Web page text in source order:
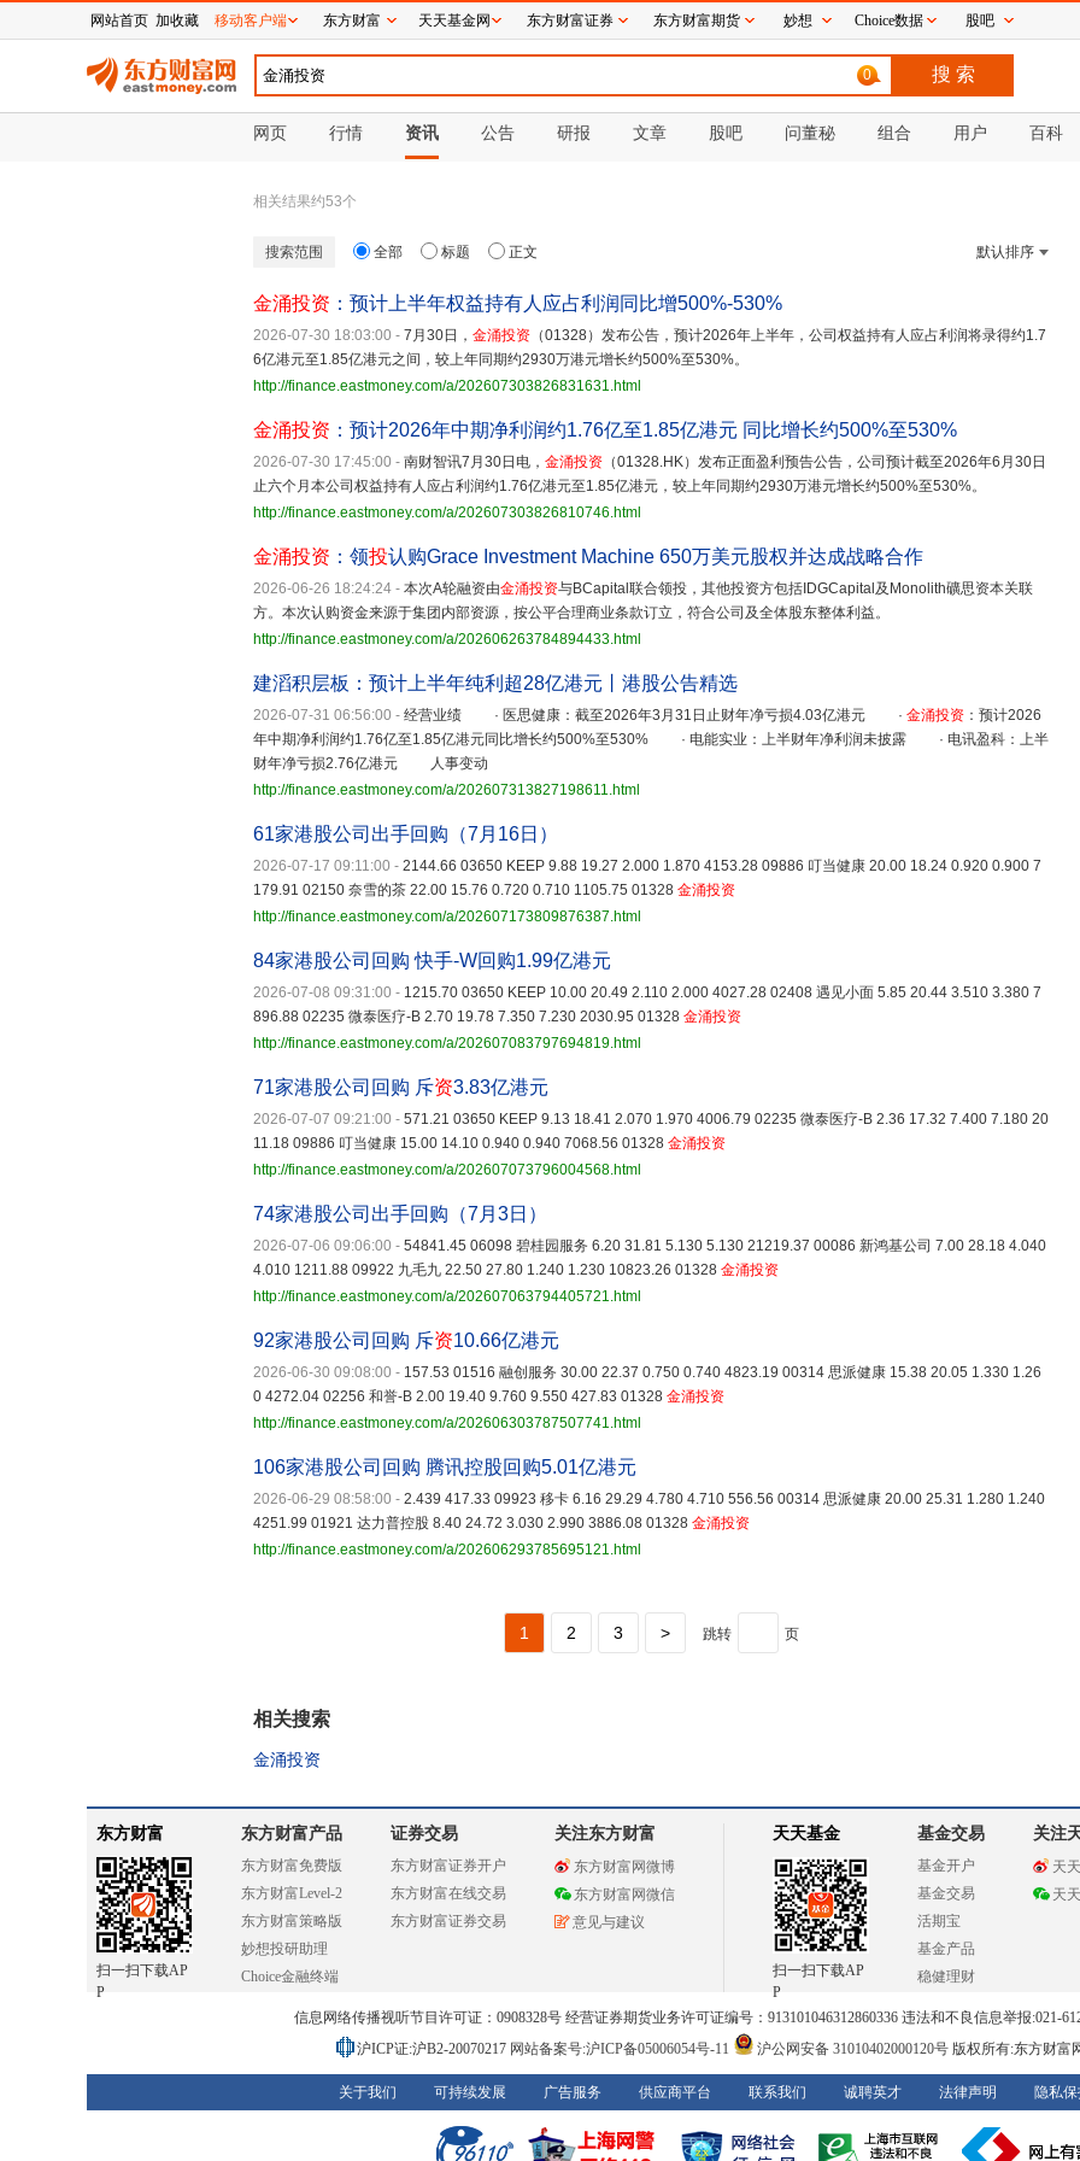
0
网页 行情 资讯 公告 研报 文章 股吧 问董秘 组合 用户 百科
相关结果约53个
搜索范围 全部 标题 正文 默认排序
金涌投资 ：预计上半年权益持有人应占利润同比增500%-530%
2026-07-30 18:03:00 - 7月30日， 金涌投资 （01328）发布公告，预计2026年上半年，公司权益持有人应占利润将录得约1.7
6亿港元至1.85亿港元之间，较上年同期约2930万港元增长约500%至530%。
http://finance.eastmoney.com/a/202607303826831631.html
金涌投资 ：预计2026年中期净利润约1.76亿至1.85亿港元 同比增长约500%至530%
2026-07-30 17:45:00 - 南财智讯7月30日电， 金涌投资 （01328.HK）发布正面盈利预告公告，公司预计截至2026年6月30日
止六个月本公司权益持有人应占利润约1.76亿港元至1.85亿港元，较上年同期约2930万港元增长约500%至530%。
http://finance.eastmoney.com/a/202607303826810746.html
金涌投资 ：领投认购Grace Investment Machine 650万美元股权并达成战略合作
2026-06-26 18:24:24 - 本次A轮融资由金涌投资与BCapital联合领投，其他投资方包括IDGCapital及Monolith礦思资本关联
方。本次认购资金来源于集团内部资源，按公平合理商业条款订立，符合公司及全体股东整体利益。
http://finance.eastmoney.com/a/202606263784894433.html
建滔积层板：预计上半年纯利超28亿港元丨港股公告精选
2026-07-31 06:56:00 - 经营业绩 · 医思健康：截至2026年3月31日止财年净亏损4.03亿港元 · 金涌投资 ：预计2026
年中期净利润约1.76亿至1.85亿港元同比增长约500%至530% · 电能实业：上半财年净利润未披露 · 电讯盈科：上半
财年净亏损2.76亿港元 人事变动
http://finance.eastmoney.com/a/202607313827198611.html
61家港股公司出手回购（7月16日）
2026-07-17 09:11:00 - 2144.66 03650 KEEP 9.88 19.27 2.000 1.870 4153.28 09886 叮当健康 20.00 18.24 0.920 0.900 7
179.91 02150 奈雪的茶 22.00 15.76 0.720 0.710 1105.75 01328 金涌投资
http://finance.eastmoney.com/a/202607173809876387.html
84家港股公司回购 快手-W回购1.99亿港元
2026-07-08 09:31:00 - 1215.70 03650 KEEP 10.00 20.49 2.110 2.000 4027.28 02408 遇见小面 5.85 20.44 3.510 3.380 7
896.88 02235 微泰医疗-B 2.70 19.78 7.350 7.230 2030.95 01328 金涌投资
http://finance.eastmoney.com/a/202607083797694819.html
71家港股公司回购 斥资3.83亿港元
2026-07-07 09:21:00 - 571.21 03650 KEEP 9.13 18.41 2.070 1.970 4006.79 02235 微泰医疗-B 2.36 17.32 7.400 7.180 20
11.18 09886 叮当健康 15.00 14.10 0.940 0.940 7068.56 01328 金涌投资
http://finance.eastmoney.com/a/202607073796004568.html
74家港股公司出手回购（7月3日）
2026-07-06 09:06:00 - 54841.45 06098 碧桂园服务 6.20 31.81 5.130 5.130 21219.37 00086 新鸿基公司 7.00 28.18 4.040
4.010 1211.88 09922 九毛九 22.50 27.80 1.240 1.230 10823.26 01328 金涌投资
http://finance.eastmoney.com/a/202607063794405721.html
92家港股公司回购 斥资10.66亿港元
2026-06-30 09:08:00 - 157.53 01516 融创服务 30.00 22.37 0.750 0.740 4823.19 00314 思派健康 15.38 20.05 1.330 1.26
0 4272.04 02256 和誉-B 2.00 19.40 9.760 9.550 427.83 01328 金涌投资
http://finance.eastmoney.com/a/202606303787507741.html
106家港股公司回购 腾讯控股回购5.01亿港元
2026-06-29 08:58:00 - 2.439 417.33 09923 移卡 6.16 29.29 4.780 4.710 556.56 00314 思派健康 20.00 25.31 1.280 1.240
4251.99 01921 达力普控股 8.40 24.72 3.030 2.990 3886.08 01328 金涌投资
http://finance.eastmoney.com/a/202606293785695121.html
1 2 3 > 跳转 页
相关搜索
金涌投资
东方财富
扫一扫下载AP
P
东方财富产品
东方财富免费版
东方财富Level-2
东方财富策略版
妙想投研助理
Choice金融终端
证券交易
东方财富证券开户
东方财富在线交易
东方财富证券交易
关注东方财富
东方财富网微博
东方财富网微信
意见与建议
天天基金
扫一扫下载AP
P
基金交易
基金开户
基金交易
活期宝
基金产品
稳健理财
关注
天
天
信息网络传播视听节目许可证：0908328号 经营证券期货业务许可证编号：913101046312860336 违法和不良信息举报:021-
沪ICP证:沪B2-20070217 网站备案号:沪ICP备05006054号-11 沪公网安备 31010402000120号版权所有:东方财富
关于我们 可持续发展 广告服务 供应商平台 联系我们 诚聘英才 法律声明 隐私保
网站首页 加收藏 移动客户端 东方财富 天天基金网 东方财富证券 东方财富期货 妙想 Choice数据 股吧